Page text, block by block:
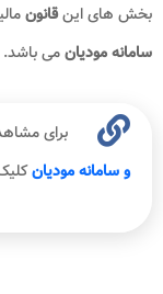
بخش های اینقانون
سامانه مودیانمی باشد.
برای
و سامانه مودیان